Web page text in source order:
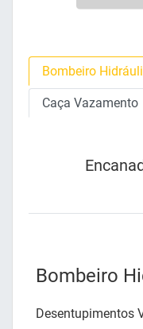
Bombeiro
Caça Vazamento
Bombeiro
Desentupimentos